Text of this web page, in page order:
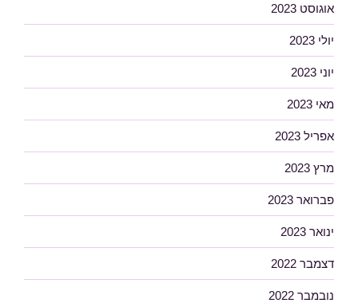
אוגוסט 2023
יולי 2023
יוני 2023
מאי 2023
אפריל 2023
מרץ 2023
פברואר 2023
ינואר 2023
דצמבר 2022
נובמבר 2022